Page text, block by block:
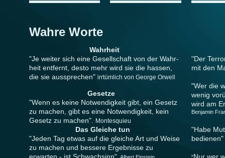
Wahre Worte
Wahrheit
"Je weiter sich eine Gesellschaft von der Wahr-
heit entfernt, desto mehr wird sie die hassen,
die sie aussprechen" irrtümlich von George Orwell
Gesetze
"Wenn es keine Notwendigkeit gibt, ein Gesetz
zu machen, gibt es eine Notwendigkeit, kein
Gesetz zu machen". Montesquieu
Das Gleiche tun
"Jeden Tag etwas auf die gleiche Art und Weise
zu machen und bessere Ergebnisse zu
"Der
mit den
"Wer die
wenig
wird am
Benjamin
"Habe
bedienen"